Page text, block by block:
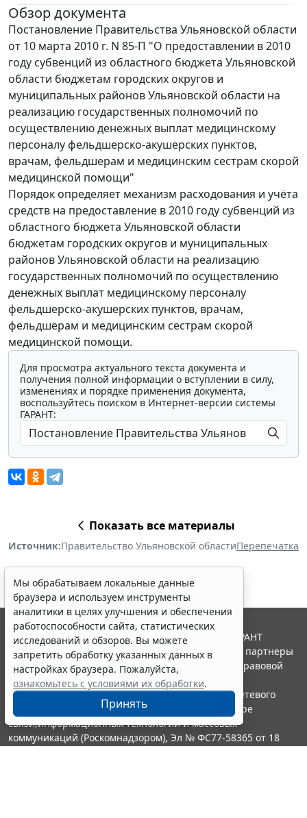
Обзор документа
Постановление Правительства Ульяновской области
от 10 марта 2010 г. N 85-П "О предоставлении в 2010
году субвенций из областного бюджета Ульяновской
области бюджетам городских округов и
муниципальных районов Ульяновской области на
реализацию государственных полномочий по
осуществлению денежных выплат медицинскому
персоналу фельдшерско-акушерских пунктов,
врачам, фельдшерам и медицинским сестрам скорой
медицинской помощи"
Порядок определяет механизм расходования и учёта
средств на предоставление в 2010 году субвенций из
областного бюджета Ульяновской области
бюджетам городских округов и муниципальных
районов Ульяновской области на реализацию
государственных полномочий по осуществлению
денежных выплат медицинскому персоналу
фельдшерско-акушерских пунктов, врачам,
фельдшерам и медицинским сестрам скорой
медицинской помощи.
Для просмотра актуального текста документа и
получения полной информации о вступлении в силу,
изменениях и порядке применения документа,
воспользуйтесь поиском в Интернет-версии системы
ГАРАНТ:
Показать все материалы
Источник:Правительство Ульяновской областиПерепечатка
Мы обрабатываем локальные данные
браузера и используем инструменты
аналитики в целях улучшения и обеспечения
работоспособности сайта, статистических
исследований и обзоров. Вы можете
запретить обработку указанных данных в
настройках браузера. Пожалуйста,
ознакомьтесь с условиями их обработки.
Принять
© ООО "НПП "ГАРАНТ-СЕРВИС", 2026. Система ГАРАНТ
выпускается с 1990 года. Компания "Гарант" и ее партнеры
являются участниками Российской ассоциации правовой
информации ГАРАНТ.
Портал ГАРАНТ.РУ зарегистрирован в качестве сетевого
издания Федеральной службой по надзору в сфере
связи,информационных технологий и массовых
коммуникаций (Роскомнадзором), Эл № ФС77-58365 от 18